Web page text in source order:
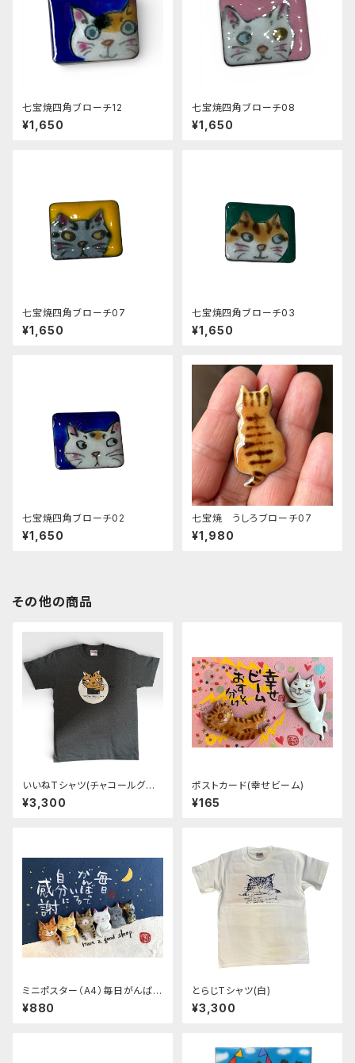
七宝焼四角ブローチ12
¥1,650
七宝焼四角ブローチ08
¥1,650
七宝焼四角ブローチ07
¥1,650
七宝焼四角ブローチ03
¥1,650
七宝焼四角ブローチ02
¥1,650
七宝焼 うしろブローチ07
¥1,980
その他の商品
いいねTシャツ(チャコールグレ
ー)
¥3,300
ポストカード(幸せビーム)
¥165
ミニポスター（A4）毎日がんばっ
ている自分
¥880
とらじTシャツ(白)
¥3,300